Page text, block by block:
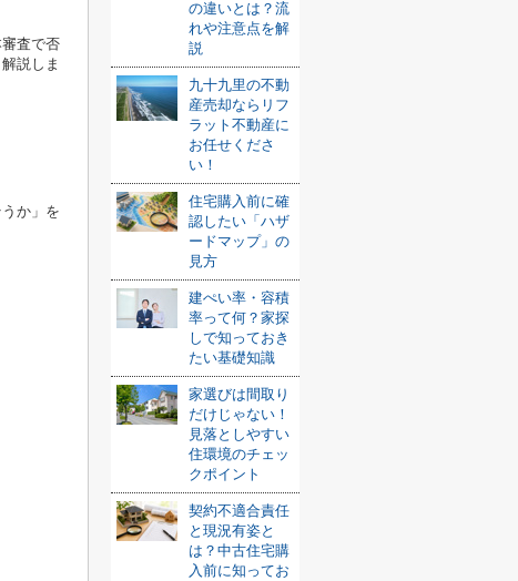
査で否
説しま
か」を
の違いとは？流
れや注意点を解
説
九十九里の不動
産売却ならリフ
ラット不動産に
お任せくださ
い！
住宅購入前に確
認したい「ハザ
ードマップ」の
見方
建ぺい率・容積
率って何？家探
しで知っておき
たい基礎知識
家選びは間取り
だけじゃない！
見落としやすい
住環境のチェッ
クポイント
契約不適合責任
と現況有姿と
は？中古住宅購
入前に知ってお